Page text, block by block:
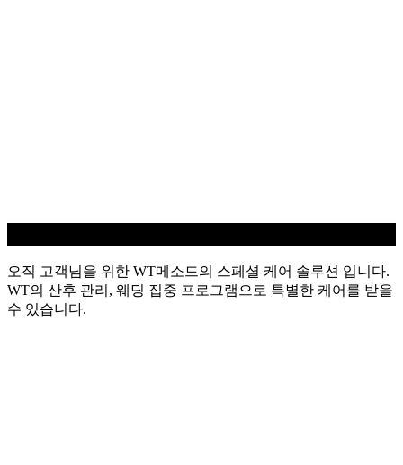
오직 고객님을 위한 WT메소드의 스페셜 케어 솔루션 입니다.
WT의 산후 관리, 웨딩 집중 프로그램으로 특별한 케어를 받을
수 있습니다.